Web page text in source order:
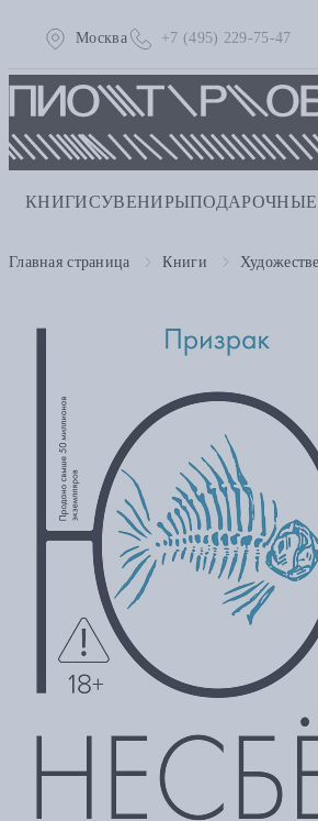
Москва +7 (495) 229-75-47
КНИГИСУВЕНИРЫ
Главная страница Книги